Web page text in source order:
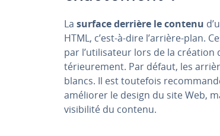
La surface derrière le contenu
HTML, c’est-à-dire l’arrière-plan.
par l’uti­li­sa­teur lors de la
té­rieu­re­ment. Par défaut, les
blancs. Il est toutefois
améliorer le design du site Web,
vi­si­bi­lité du contenu.